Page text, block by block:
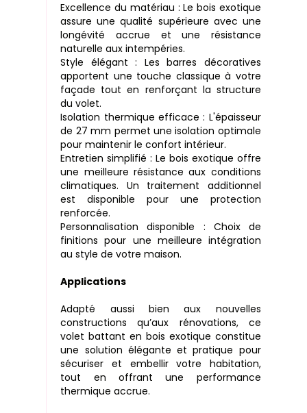
Excellence du matériau : Le bois exotique
assure une qualité supérieure avec une
longévité accrue et une résistance
naturelle aux intempéries.
Style élégant : Les barres décoratives
apportent une touche classique à votre
façade tout en renforçant la structure
du volet.
Isolation thermique efficace : L'épaisseur
de 27 mm permet une isolation optimale
pour maintenir le confort intérieur.
Entretien simplifié : Le bois exotique offre
une meilleure résistance aux conditions
climatiques. Un traitement additionnel
est disponible pour une protection
renforcée.
Personnalisation disponible : Choix de
finitions pour une meilleure intégration
au style de votre maison.
Applications
Adapté aussi bien aux nouvelles
constructions qu’aux rénovations, ce
volet battant en bois exotique constitue
une solution élégante et pratique pour
sécuriser et embellir votre habitation,
tout en offrant une performance
thermique accrue.